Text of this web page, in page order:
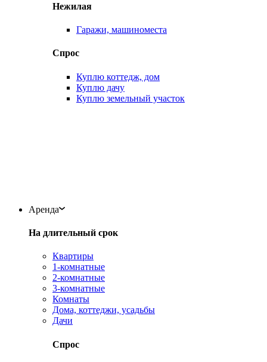
Нежилая
Гаражи, машиноместа
Спрос
Куплю коттедж, дом
Куплю дачу
Куплю земельный участок
Аренда
На длительный срок
Квартиры
1-комнатные
2-комнатные
3-комнатные
Комнаты
Дома, коттеджи, усадьбы
Дачи
Спрос